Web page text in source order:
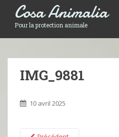
Cosa Animalia
Pour la protection animale
IMG_9881
10 avril 2025